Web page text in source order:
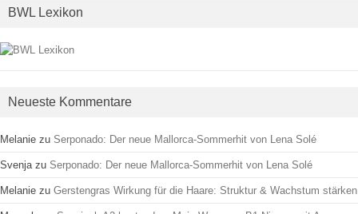
BWL Lexikon
Neueste Kommentare
Melanie zu Serponado: Der neue Mallorca-Sommerhit von Lena Solé
Svenja zu Serponado: Der neue Mallorca-Sommerhit von Lena Solé
Melanie zu Gerstengras Wirkung für die Haare: Struktur & Wachstum stärken